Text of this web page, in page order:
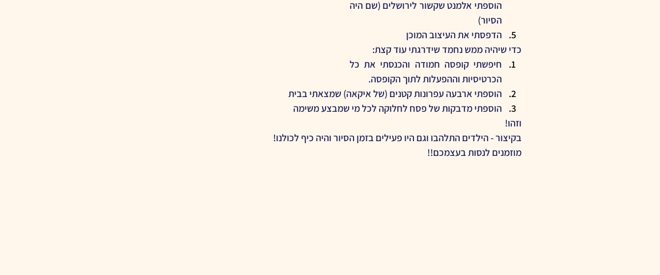
הסיור)
הדפסתי את העיצוב המוכן
כדי שיהיה ממש נחמד שידרגתי עוד קצת:
הכרטיסיות וההפעלות לתוך הקופסה.
הוספתי ארבעה עפרונות קטנים (של איקאה) שמצאתי בבית
הוספתי מדבקות של פסח לחלוקה לכל מי שמבצע משימה
וזהו!
בקיצור - הילדים התלהבו וגם היו פעילים בזמן הסיור והיה כיף לכולנו!
מוזמנים לנסות בעצמכם!!